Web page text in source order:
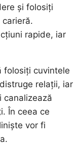
și folosiți
rapide, iar
folosiți cuvintele
relații, iar
canalizează
În ceea ce
vor fi